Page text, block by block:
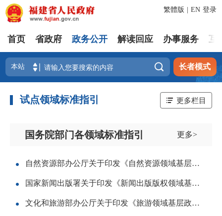
登录
繁體版 EN
首页 省政府 政务公开 解读回应 办事服务 互
 长者模式
试点领域标准指引 更多栏目
更多>
国务院部门各领域标准指引
自然资源部办公厅关于印发《自然资源领域基层政务公开标准指引》的通知
国家新闻出版署关于印发《新闻出版版权领域基层政务公开标准指引》的通知
文化和旅游部办公厅关于印发《旅游领域基层政务公开标准指引》的通知